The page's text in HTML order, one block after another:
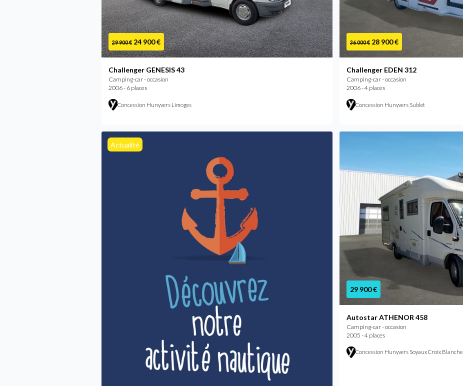
29 900 € 24 900 €
Challenger GENESIS 43
Camping-car - occasion
2006 - 6 places
Concession Hunyvers Limoges
36 000 € 28 900 €
Challenger EDEN 312
Camping-car - occasion
2006 - 4 places
Concession Hunyvers Sublet
Actualité
29 900 €
Autostar ATHENOR 458
Camping-car - occasion
2005 - 4 places
Concession Hunyvers Soyaux Croix Blanche